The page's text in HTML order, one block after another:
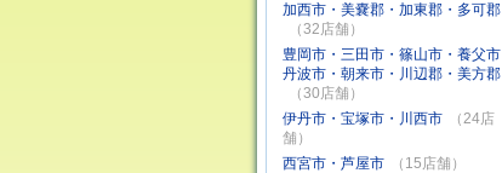
加西市・美嚢郡・加東郡・多可郡
（32店舗）
豊岡市・三田市・篠山市・養父市
丹波市・朝来市・川辺郡・美方郡
（30店舗）
伊丹市・宝塚市・川西市
（24店
舗）
西宮市・芦屋市
（15店舗）